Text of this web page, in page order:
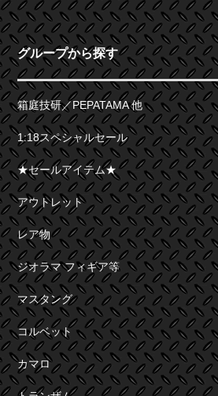
グループから探す
箱庭技研／PEPATAMA 他
1:18スペシャルセール
★セールアイテム★
アウトレット
レア物
ジオラマ フィギア等
マスタング
コルベット
カマロ